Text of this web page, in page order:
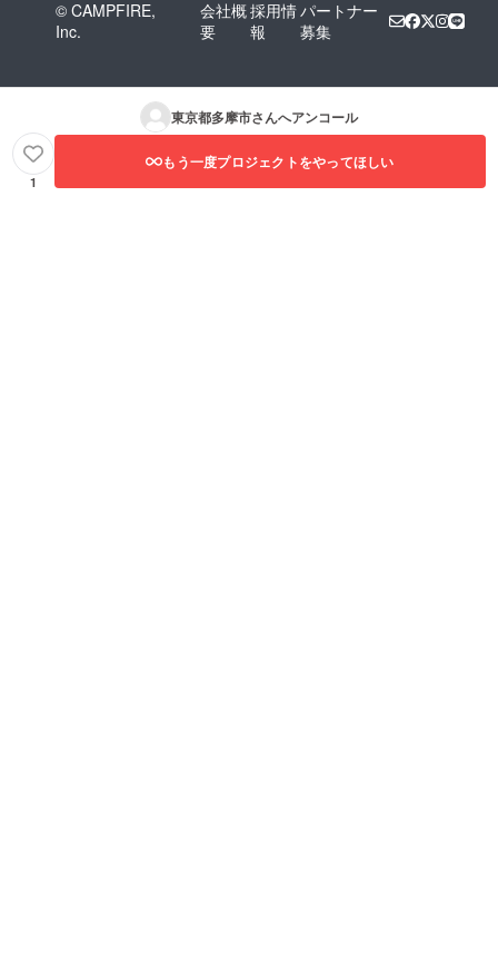
© CAMPFIRE,
Inc.
会社概
要
採用情
報
パートナー
募集
東京都多摩市さんへアンコール
1
もう一度プロジェクトをやってほしい